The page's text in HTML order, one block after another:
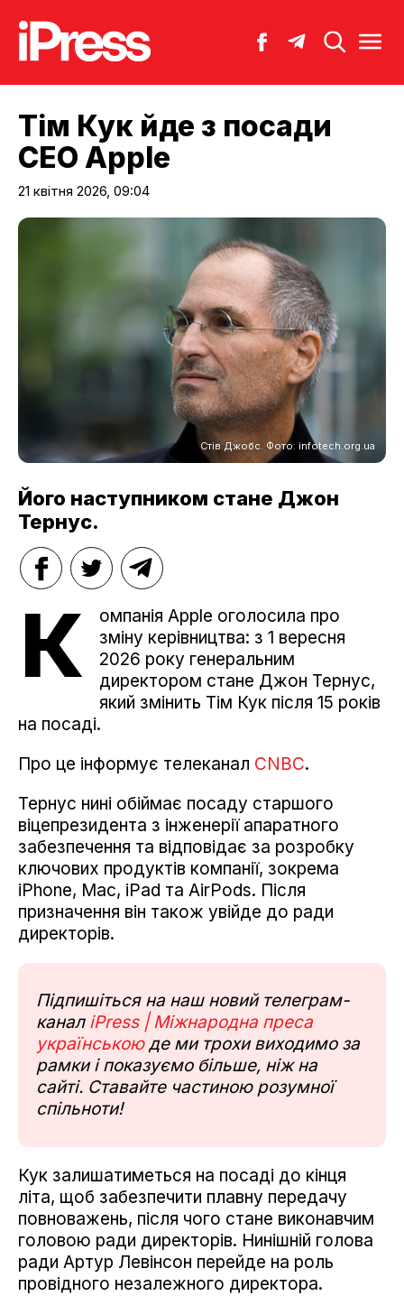
Тім Кук йде з посади
CEO Apple
21 квітня 2026, 09:04
Стів Джобс. Фото: infotech.org.ua
Його наступником стане Джон
Тернус.
К
омпанія Apple оголосила про
зміну керівництва: з 1 вересня
2026 року генеральним
директором стане Джон Тернус,
який змінить Тім Кук після 15 років
на посаді.
Про це інформує телеканал CNBC.
Тернус нині обіймає посаду старшого
віцепрезидента з інженерії апаратного
забезпечення та відповідає за розробку
ключових продуктів компанії, зокрема
iPhone, Mac, iPad та AirPods. Після
призначення він також увійде до ради
директорів.
Підпишіться на наш новий телеграм-
канал iPress | Міжнародна преса
українськоюде ми трохи виходимо за
рамки і показуємо більше, ніж на
сайті. Ставайте частиною розумної
спільноти!
Кук залишатиметься на посаді до кінця
літа, щоб забезпечити плавну передачу
повноважень, після чого стане виконавчим
головою ради директорів. Нинішній голова
ради Артур Левінсон перейде на роль
провідного незалежного директора.